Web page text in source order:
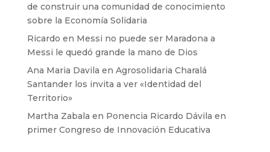
de construir una comunidad de conocimiento
sobre la Economía Solidaria
Ricardo en Messi no puede ser Maradona a
Messi le quedó grande la mano de Dios
Ana Maria Davila en Agrosolidaria Charalá
Santander los invita a ver «Identidad del
Territorio»
Martha Zabala en Ponencia Ricardo Dávila en
primer Congreso de Innovación Educativa